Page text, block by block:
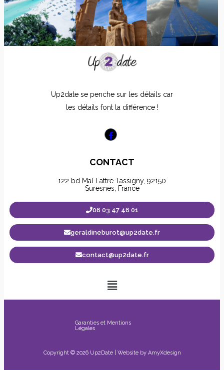
Up2date se penche sur les détails car
les détails font la différence !
CONTACT
122 bd Mal Lattre Tassigny, 92150
Suresnes, France
06 03 47 46 01
geraldineburot@up2date.fr
contact@up2date.fr
Garanties et Mentions
Légales
Copyright © 2026 Up2Date | Website by AmyXdesign